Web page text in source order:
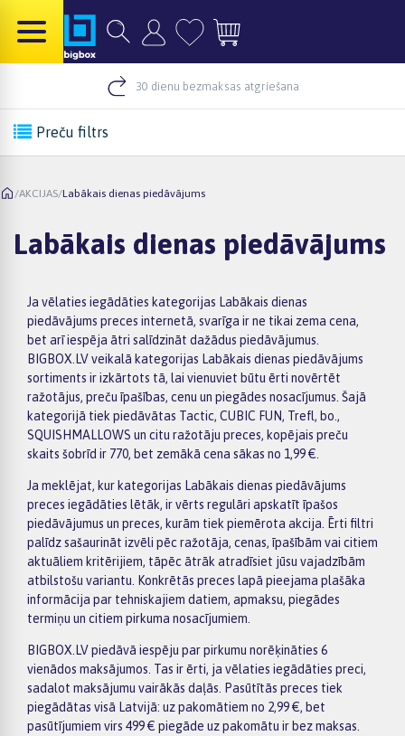
30 dienu bezmaksas atgriešana
Preču filtrs
/AKCIJAS/Labākais dienas piedāvājums
Labākais dienas piedāvājums
Ja vēlaties iegādāties kategorijas Labākais dienas
piedāvājums preces internetā, svarīga ir ne tikai zema cena,
bet arī iespēja ātri salīdzināt dažādus piedāvājumus.
BIGBOX.LV veikalā kategorijas Labākais dienas piedāvājums
sortiments ir izkārtots tā, lai vienuviet būtu ērti novērtēt
ražotājus, preču īpašības, cenu un piegādes nosacījumus. Šajā
kategorijā tiek piedāvātas Tactic, CUBIC FUN, Trefl, bo.,
SQUISHMALLOWS un citu ražotāju preces, kopējais preču
skaits šobrīd ir 770, bet zemākā cena sākas no 1,99 €.
Ja meklējat, kur kategorijas Labākais dienas piedāvājums
preces iegādāties lētāk, ir vērts regulāri apskatīt īpašos
piedāvājumus un preces, kurām tiek piemērota akcija. Ērti filtri
palīdz sašaurināt izvēli pēc ražotāja, cenas, īpašībām vai citiem
aktuāliem kritērijiem, tāpēc ātrāk atradīsiet jūsu vajadzībām
atbilstošu variantu. Konkrētās preces lapā pieejama plašāka
informācija par tehniskajiem datiem, apmaksu, piegādes
termiņu un citiem pirkuma nosacījumiem.
BIGBOX.LV piedāvā iespēju par pirkumu norēķināties 6
vienādos maksājumos. Tas ir ērti, ja vēlaties iegādāties preci,
sadalot maksājumu vairākās daļās. Pasūtītās preces tiek
piegādātas visā Latvijā: uz pakomātiem no 2,99 €, bet
pasūtījumiem virs 499 € piegāde uz pakomātu ir bez maksas.